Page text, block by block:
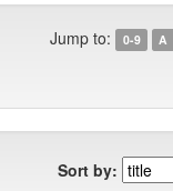
Jump to: 0-9 A
Sort by: